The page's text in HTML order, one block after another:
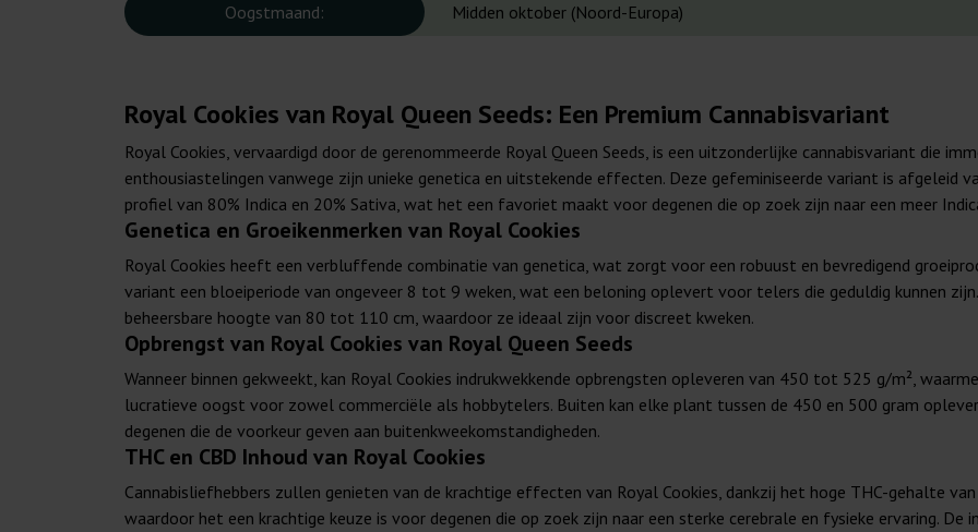
Oogstmaand: Midden oktober (Noord-Europa)
Royal Cookies van Royal Queen Seeds: Een Premium Cannabisvariant
Royal Cookies, vervaardigd door de gerenommeerde Royal Queen Seeds, is een uitzonderlijke cannabisvariant die
enthousiastelingen vanwege zijn unieke genetica en uitstekende effecten. Deze gefeminiseerde variant is afgeleid
profiel van 80% Indica en 20% Sativa, wat het een favoriet maakt voor degenen die op zoek zijn naar een meer
Genetica en Groeikenmerken van Royal Cookies
Royal Cookies heeft een verbluffende combinatie van genetica, wat zorgt voor een robuust en bevredigend
variant een bloeiperiode van ongeveer 8 tot 9 weken, wat een beloning oplevert voor telers die geduldig kunnen
beheersbare hoogte van 80 tot 110 cm, waardoor ze ideaal zijn voor discreet kweken.
Opbrengst van Royal Cookies van Royal Queen Seeds
Wanneer binnen gekweekt, kan Royal Cookies indrukwekkende opbrengsten opleveren van 450 tot 525 g/m²,
lucratieve oogst voor zowel commerciële als hobbytelers. Buiten kan elke plant tussen de 450 en 500 gram
degenen die de voorkeur geven aan buitenkweekomstandigheden.
THC en CBD Inhoud van Royal Cookies
Cannabisliefhebbers zullen genieten van de krachtige effecten van Royal Cookies, dankzij het hoge THC-gehalte
waardoor het een krachtige keuze is voor degenen die op zoek zijn naar een sterke cerebrale en fysieke ervaring.